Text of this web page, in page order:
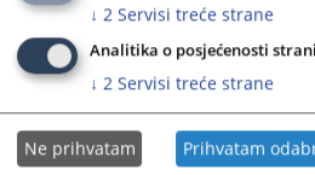
↓ 2 Servisi treće strane
Analitika o posjećenosti
↓ 2 Servisi treće strane
Ne prihvatam Prihvatam